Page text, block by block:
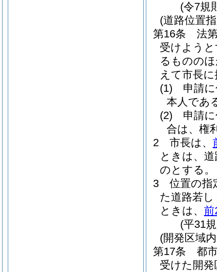
(令7規
(道路位置
第16条
法
受けよう
るものの
えて市長
(1)
申請
本人であ
(2)
申請
合は、権
2
市長は、
ときは、
のとする。
3
位置の指
た道路若
ときは、 前
(平31
(開発区域
第17条
都
受けた開